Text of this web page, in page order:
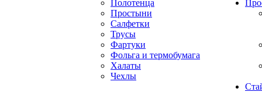
Полотенца
Простыни
Салфетки
Трусы
Фартуки
Фольга и термобумага
Халаты
Чехлы